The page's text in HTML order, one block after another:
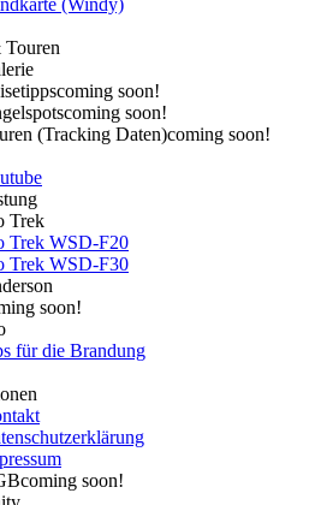
(Windy)
Touren
coming soon!
coming soon!
(Tracking Daten)coming soon!
Trek
Trek WSD-F20
Trek WSD-F30
soon!
für die Brandung
coming soon!